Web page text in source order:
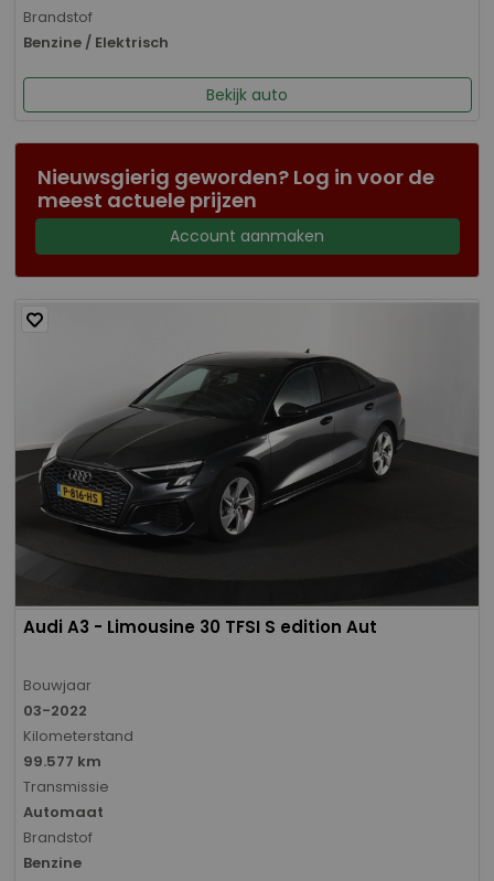
Brandstof
Benzine / Elektrisch
Bekijk auto
Nieuwsgierig geworden? Log in voor de
meest actuele prijzen
Account aanmaken
Audi A3 - Limousine 30 TFSI S edition Aut
Bouwjaar
03-2022
Kilometerstand
99.577 km
Transmissie
Automaat
Brandstof
Benzine